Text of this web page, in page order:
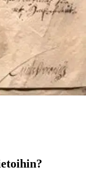
renläriga
krigen så gick döden
i mitten av 1690-
för svält och
följaktligen hur
krig, svält och sjukdom
1713 satte eld på